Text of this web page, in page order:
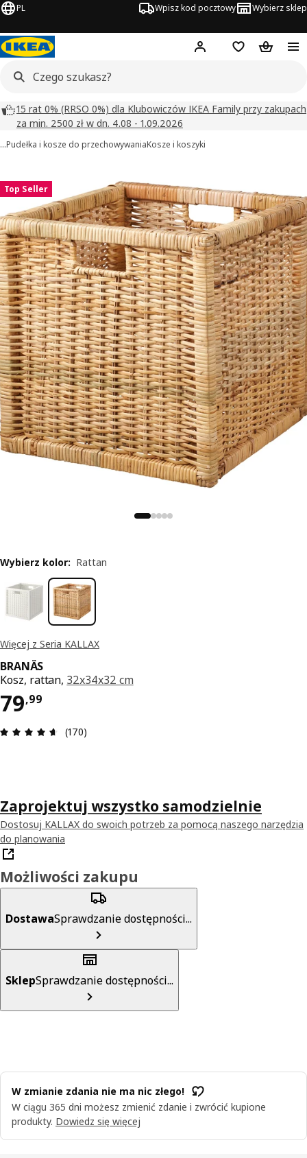
PL Wpisz kod pocztowy Wybierz sklep
Hej! Zaloguj się
Lista zakupowa
Koszyk
15 rat 0% (RRSO 0%) dla Klubowiczów IKEA Family przy zakupach
za min. 2500 zł w dn. 4.08 - 1.09.2026
…Pudełka i kosze do przechowywaniaKosze i koszyki
Top Seller
Więcej z Seria KALLAX
BRANÄS
Kosz, rattan, 32x34x32 cm
79,99
Cena 79,99
Opinia: 4.6 na 5 gwiazdki. Recenzje ogółem: 170
(170)
Wybierz kolor: Rattan
Zaprojektuj wszystko samodzielnie
Dostosuj KALLAX do swoich potrzeb za pomocą naszego narzędzia
do planowania
Możliwości zakupu
DostawaSprawdzanie dostępności...
SklepSprawdzanie dostępności...
W zmianie zdania nie ma nic złego!
W ciągu 365 dni możesz zmienić zdanie i zwrócić kupione
produkty. Dowiedz się więcej